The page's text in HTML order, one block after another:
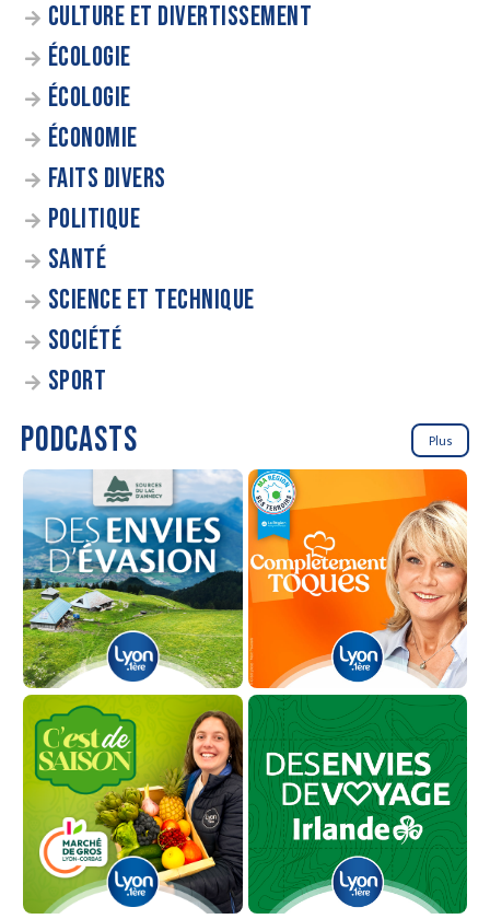
CULTURE ET DIVERTISSEMENT
ÉCOLOGIE
ÉCOLOGIE
ÉCONOMIE
FAITS DIVERS
POLITIQUE
SANTÉ
SCIENCE ET TECHNIQUE
SOCIÉTÉ
SPORT
PODCASTS Plus